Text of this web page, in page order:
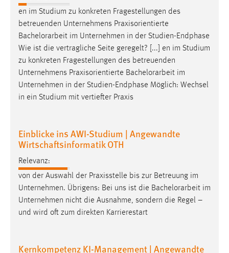
en im Studium zu konkreten Fragestellungen des
betreuenden Unternehmens Praxisorientierte
Bachelorarbeit im Unternehmen in der Studien-Endphase
Wie ist die vertragliche Seite geregelt? [...] en im Studium
zu konkreten Fragestellungen des betreuenden
Unternehmens Praxisorientierte Bachelorarbeit im
Unternehmen in der Studien-Endphase Möglich: Wechsel
in ein Studium mit vertiefter Praxis
Einblicke ins AWI-Studium | Angewandte
Wirtschaftsinformatik OTH
Relevanz:
von der Auswahl der Praxisstelle bis zur Betreuung im
Unternehmen. Übrigens: Bei uns ist die Bachelorarbeit im
Unternehmen nicht die Ausnahme, sondern die Regel –
und wird oft zum direkten Karrierestart
Kernkompetenz KI-Management | Angewandte
Google Ireland Limited
Zweck:
Conversion-Tracking
Cookie Laufzeit:
3 Monate
Facebook Pixel
Anbieter:
Zweck:
Conversion-Tracking
Cookie Laufzeit:
3 Monate